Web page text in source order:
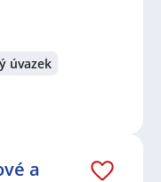
úvazek
a